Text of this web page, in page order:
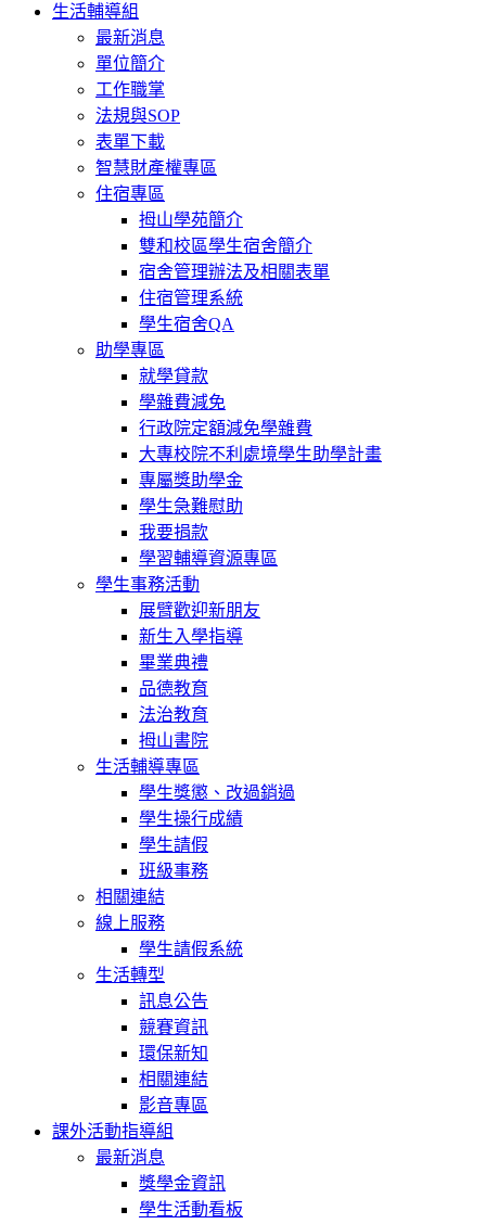
生活輔導組
最新消息
單位簡介
工作職掌
法規與SOP
表單下載
智慧財產權專區
住宿專區
拇山學苑簡介
雙和校區學生宿舍簡介
宿舍管理辦法及相關表單
住宿管理系統
學生宿舍QA
助學專區
就學貸款
學雜費減免
行政院定額減免學雜費
大專校院不利處境學生助學計畫
專屬獎助學金
學生急難慰助
我要捐款
學習輔導資源專區
學生事務活動
展臂歡迎新朋友
新生入學指導
畢業典禮
品德教育
法治教育
拇山書院
生活輔導專區
學生獎懲、改過銷過
學生操行成績
學生請假
班級事務
相關連結
線上服務
學生請假系統
生活轉型
訊息公告
競賽資訊
環保新知
相關連結
影音專區
課外活動指導組
最新消息
獎學金資訊
學生活動看板